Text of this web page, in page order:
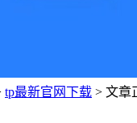
tp最新官网下载 > 文章